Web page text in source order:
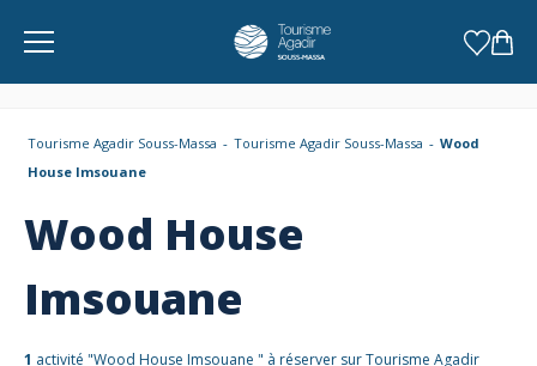
Tourisme Agadir Souss-Massa Tourisme Agadir Souss-Massa
Wood
House Imsouane
Wood House
Imsouane
1 activité "Wood House Imsouane " à réserver sur Tourisme Agadir